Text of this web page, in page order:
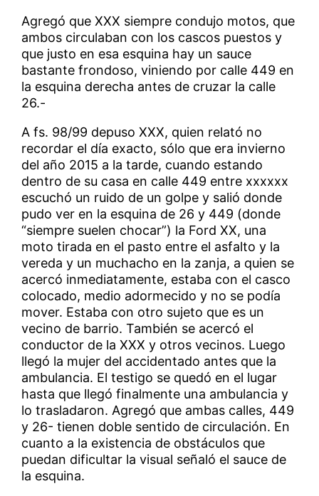
Agregó que XXX siempre condujo motos, que
ambos circulaban con los cascos puestos y
que justo en esa esquina hay un sauce
bastante frondoso, viniendo por calle 449 en
la esquina derecha antes de cruzar la calle
26.-
A fs. 98/99 depuso XXX, quien relató no
recordar el día exacto, sólo que era invierno
del año 2015 a la tarde, cuando estando
dentro de su casa en calle 449 entre xxxxxx
escuchó un ruido de un golpe y salió donde
pudo ver en la esquina de 26 y 449 (donde
“siempre suelen chocar”) la Ford XX, una
moto tirada en el pasto entre el asfalto y la
vereda y un muchacho en la zanja, a quien se
acercó inmediatamente, estaba con el casco
colocado, medio adormecido y no se podía
mover. Estaba con otro sujeto que es un
vecino de barrio. También se acercó el
conductor de la XXX y otros vecinos. Luego
llegó la mujer del accidentado antes que la
ambulancia. El testigo se quedó en el lugar
hasta que llegó finalmente una ambulancia y
lo trasladaron. Agregó que ambas calles, 449
y 26- tienen doble sentido de circulación. En
cuanto a la existencia de obstáculos que
puedan dificultar la visual señaló el sauce de
la esquina.